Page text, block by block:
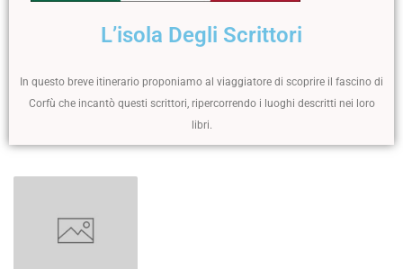
L’isola Degli Scrittori
In questo breve itinerario proponiamo al viaggiatore di scoprire il fascino di
Corfù che incantò questi scrittori, ripercorrendo i luoghi descritti nei loro
libri.